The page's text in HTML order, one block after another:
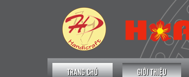
TRANG CHỦ GIỚI THIỆU